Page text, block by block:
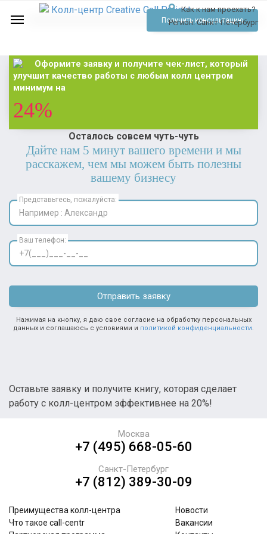
Как к нам проехать?
Регион:Санкт-Петербург
Отзывы
Тарифы
Контакты
Обратный звонок
Позвонить
Получить консультацию
Оформите заявку и получите чек-лист, который
улучшит качество работы с любым колл центром
минимум на
24%
Осталось совсем чуть-чуть
Дайте нам 5 минут вашего времени и мы
расскажем, чем мы можем быть полезны
вашему бизнесу
Представьтесь, пожалуйста:
Ваш телефон:
Отправить заявку
Нажимая на кнопку, я даю свое согласие на обработку персональных
данных и соглашаюсь с условиями и политикой конфиденциальности.
Оставьте заявку и получите книгу, которая сделает
работу с колл-центром эффективнее на 20%!
+7 (495) 668-05-60
Москва
+7 (812) 389-30-09
Санкт-Петербург
Преимущества колл-центра
Что такое call-centr
Новости
Вакансии